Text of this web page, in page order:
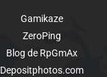
Gamikaze
ZeroPing
Blog de RpGmAx
Depositphotos.com